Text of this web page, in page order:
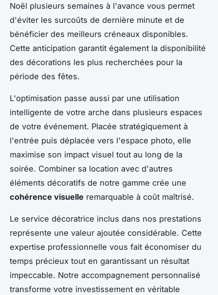
Noël plusieurs semaines à l'avance vous permet
d'éviter les surcoûts de dernière minute et de
bénéficier des meilleurs créneaux disponibles.
Cette anticipation garantit également la disponibilité
des décorations les plus recherchées pour la
période des fêtes.
L'optimisation passe aussi par une utilisation
intelligente de votre arche dans plusieurs espaces
de votre événement. Placée stratégiquement à
l'entrée puis déplacée vers l'espace photo, elle
maximise son impact visuel tout au long de la
soirée. Combiner sa location avec d'autres
éléments décoratifs de notre gamme crée une
cohérence visuelle remarquable à coût maîtrisé.
Le service décoratrice inclus dans nos prestations
représente une valeur ajoutée considérable. Cette
expertise professionnelle vous fait économiser du
temps précieux tout en garantissant un résultat
impeccable. Notre accompagnement personnalisé
transforme votre investissement en véritable